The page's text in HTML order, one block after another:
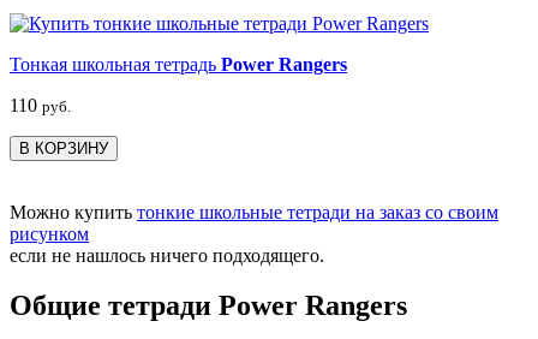
Тонкая школьная тетрадь Power Rangers
110 руб.
В КОРЗИНУ
Можно купить тонкие школьные тетради на заказ со своим
рисунком
если не нашлось ничего подходящего.
Общие тетради Power Rangers